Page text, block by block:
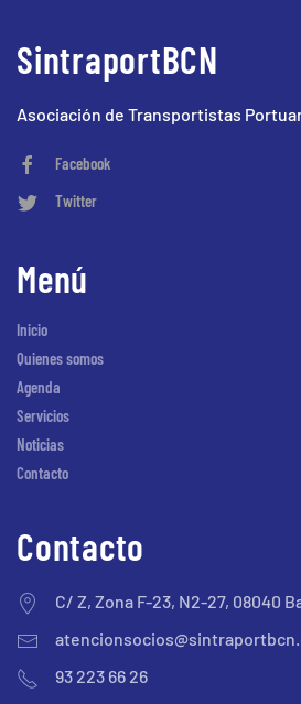
SintraportBCN
Asociación de Transportistas
Facebook
Twitter
Menú
Inicio
Quienes somos
Agenda
Servicios
Noticias
Contacto
Contacto
C/ Z, Zona F-23, N2-27, 08040
93 223 66 26